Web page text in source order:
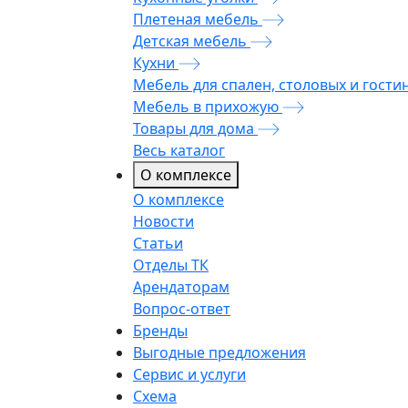
Плетеная мебель
Детская мебель
Кухни
Мебель для спален, столовых и
Мебель в прихожую
Товары для дома
Весь каталог
О комплексе
О комплексе
Новости
Статьи
Отделы ТК
Арендаторам
Вопрос-ответ
Бренды
Выгодные предложения
Сервис и услуги
Схема